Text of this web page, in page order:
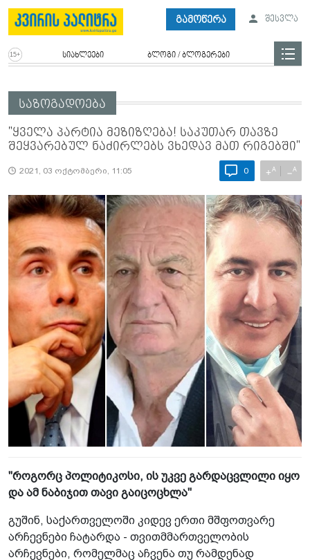
გამოწერა შესვლა
სიახლეები ბლოგი / ბლოგერები
საზოგადოება
"ყველა პარტია მეზიზღება! საკუთარ თავზე
შეყვარებულ ნაძირლებს ვხედავ მათ რიგებში"
2021, 03 ოქტომბერი, 11:05 0 +A −A
"როგორც პოლიტიკოსი, ის უკვე გარდაცვლილი იყო
და ამ ნაბიჯით თავი გაიცოცხლა"
გუშინ, საქართველოში კიდევ ერთი მშფოთვარე
არჩევნები ჩატარდა - თვითმმართველობის
არჩევნები, რომელმაც აჩვენა თუ რამდენად